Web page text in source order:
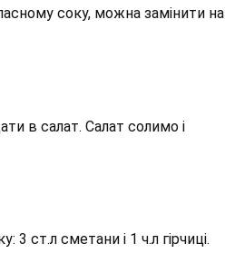
соку, можна замінити на
в салат. Салат солимо і
ст.л сметани і 1 ч.л гірчиці.